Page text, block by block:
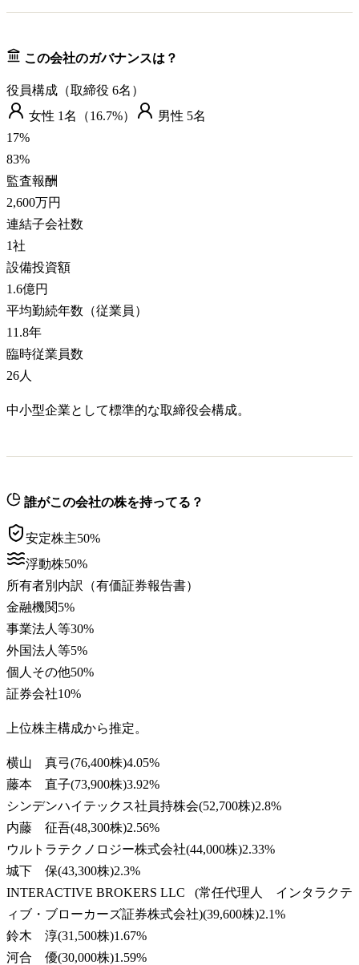
この会社のガバナンスは？
役員構成（取締役 6名）
女性 1名（16.7%） 男性 5名
17%
83%
監査報酬
2,600万円
連結子会社数
1社
設備投資額
1.6億円
平均勤続年数（従業員）
11.8年
臨時従業員数
26人
中小型企業として標準的な取締役会構成。
誰がこの会社の株を持ってる？
安定株主50%
浮動株50%
所有者別内訳（有価証券報告書）
金融機関5%
事業法人等30%
外国法人等5%
個人その他50%
証券会社10%
上位株主構成から推定。
横山 真弓(76,400株)4.05%
藤本 直子(73,900株)3.92%
シンデンハイテックス社員持株会(52,700株)2.8%
内藤 征吾(48,300株)2.56%
ウルトラテクノロジー株式会社(44,000株)2.33%
城下 保(43,300株)2.3%
INTERACTIVE BROKERS LLC (常任代理人 インタラクテ
ィブ・ブローカーズ証券株式会社)(39,600株)2.1%
鈴木 淳(31,500株)1.67%
河合 優(30,000株)1.59%